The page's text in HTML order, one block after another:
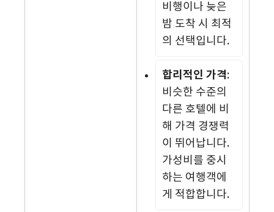
비행이나 늦은
밤 도착 시 최적
의 선택입니다.
합리적인 가격:
비슷한 수준의
다른 호텔에 비
해 가격 경쟁력
이 뛰어납니다.
가성비를 중시
하는 여행객에
게 적합합니다.